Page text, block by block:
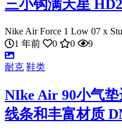
三小钩满天星
Nike Air Force 1 Low 07 x
1 年前
0 0 9
耐克 鞋类
NIke Air 90小气
线条和丰富材质